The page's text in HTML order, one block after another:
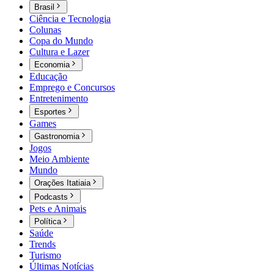
Brasil
Ciência e Tecnologia
Colunas
Copa do Mundo
Cultura e Lazer
Economia
Educação
Emprego e Concursos
Entretenimento
Esportes
Games
Gastronomia
Jogos
Meio Ambiente
Mundo
Orações Itatiaia
Podcasts
Pets e Animais
Política
Saúde
Trends
Turismo
Últimas Notícias